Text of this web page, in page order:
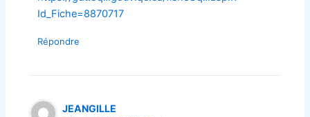
Id_Fiche=8870717
Répondre
JEANGILLE